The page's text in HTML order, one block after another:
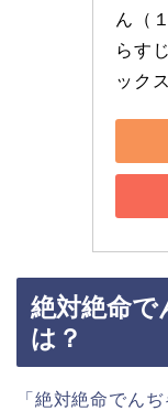
ん（
らす
ック
絶対絶命で
は？
「絶対絶命でん